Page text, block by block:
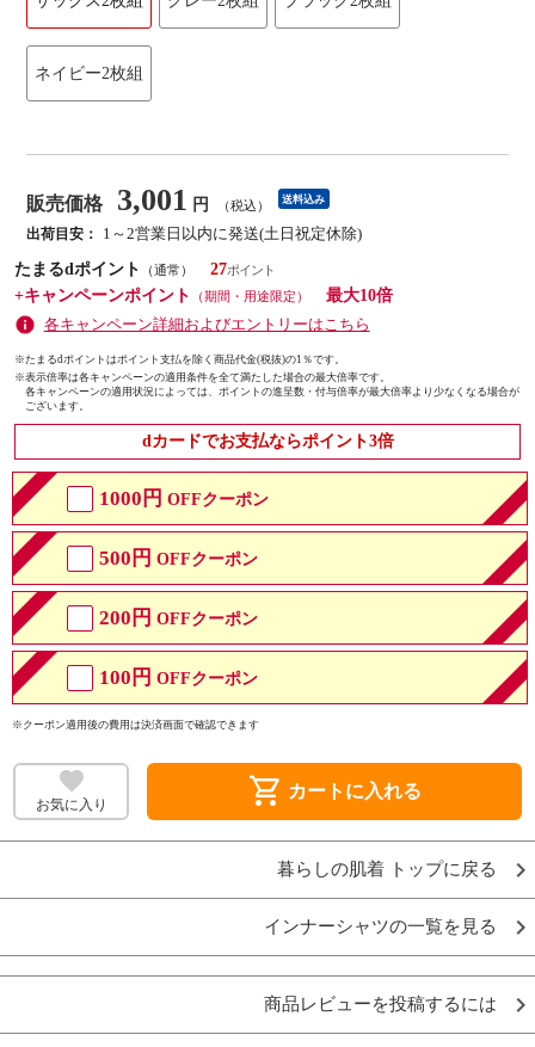
ネイビー2枚組
販売価格 3,001 円 （税込） 送料込み
出荷目安：
1～2営業日以内に発送(土日祝定休除)
たまるdポイント
（通常）
27
+キャンペーンポイント
（期間・用途限定）
最大10倍
各キャンペーン詳細およびエントリーはこちら
※たまるdポイントはポイント支払を除く商品代金(税抜)の1％です。
※表示倍率は各キャンペーンの適用条件を全て満たした場合の最大倍率です。
各キャンペーンの適用状況によっては、ポイントの進呈数・付与倍率が最大倍率より少なくなる場合が
ございます。
dカードでお支払ならポイント3倍
1000円 OFFクーポン
500円 OFFクーポン
200円 OFFクーポン
100円 OFFクーポン
※クーポン適用後の費用は決済画面で確認できます
お気に入り shopping_cart カートに入れる
暮らしの肌着 トップに戻る
インナーシャツの一覧を見る
商品レビューを投稿するには